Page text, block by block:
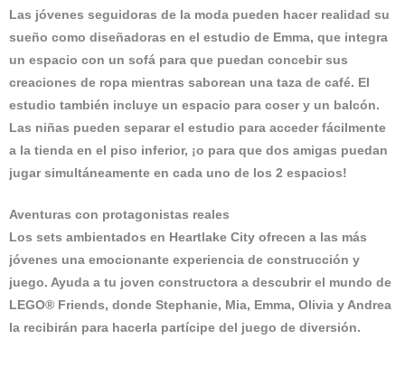
Las jóvenes seguidoras de la moda pueden hacer realidad su
sueño como diseñadoras en el estudio de Emma, que integra
un espacio con un sofá para que puedan concebir sus
creaciones de ropa mientras saborean una taza de café. El
estudio también incluye un espacio para coser y un balcón.
Las niñas pueden separar el estudio para acceder fácilmente
a la tienda en el piso inferior, ¡o para que dos amigas puedan
jugar simultáneamente en cada uno de los 2 espacios!
Aventuras con protagonistas reales
Los sets ambientados en Heartlake City ofrecen a las más
jóvenes una emocionante experiencia de construcción y
juego. Ayuda a tu joven constructora a descubrir el mundo de
LEGO® Friends, donde Stephanie, Mia, Emma, Olivia y Andrea
la recibirán para hacerla partícipe del juego de diversión.